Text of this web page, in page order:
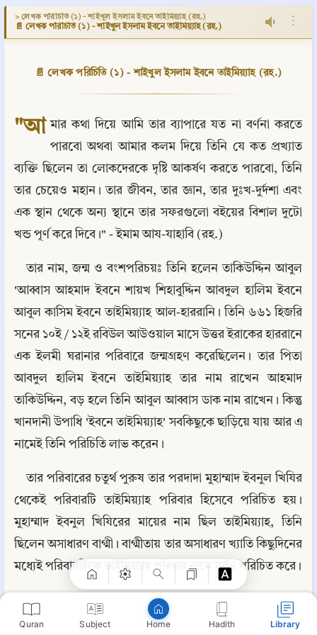
Quran Subject Home Hadith Library
> লেখক পরিচিতি (১) - শাইখুল ইসলাম ইবনে তাইমিয়্যাহ (রহ.)
📄 লেখক পরিচিতি (১) - শাইখুল ইসলাম ইবনে তাইমিয়্যাহ (রহ.) ⋮
📄 লেখক পরিচিতি (১) - শাইখুল ইসলাম ইবনে তাইমিয়্যাহ (রহ.)
"আ মার কথা দিয়ে আমি তার ব্যাপারে যত না বর্ণনা করতে
পারবো অথবা আমার কলম দিয়ে তিনি যে কত প্রখ্যাত
ব্যক্তি ছিলেন তা লোকদেরকে দৃষ্টি আকর্ষণ করতে পারবো, তিনি
তার চেয়েও মহান। তার জীবন, তার জ্ঞান, তার দুঃখ-দুর্দশা এবং
এক স্থান থেকে অন্য স্থানে তার সফরগুলো বইয়ের বিশাল দুটো
খন্ড পূর্ণ করে দিবে।" - ইমাম আয-যাহাবি (রহ.)
তার নাম, জন্ম ও বংশপরিচয়ঃ তিনি হলেন তাকিউদ্দিন আবুল
'আব্বাস আহমাদ ইবনে শায়খ শিহাবুদ্দিন আবদুল হালিম ইবনে
আবুল কাসিম ইবনে তাইমিয়্যাহ আল-হাররানি। তিনি ৬৬১ হিজরি
সনের ১০ই / ১২ই রবিউল আউওয়াল মাসে উত্তর ইরাকের হাররানে
এক ইলমী ঘরানার পরিবারে জন্মগ্রহণ করেছিলেন। তার পিতা
আবদুল হালিম ইবনে তাইমিয়্যাহ তার নাম রাখেন আহমাদ
তাকিউদ্দিন, বড় হলে তিনি আবুল আব্বাস ডাক নাম রাখেন। কিন্তু
খানদানী উপাধি 'ইবনে তাইমিয়্যাহ' সবকিছুকে ছাড়িয়ে যায় আর এ
নামেই তিনি পরিচিতি লাভ করেন।
তার পরিবারের চতুর্থ পুরুষ তার পরদাদা মুহাম্মাদ ইবনুল খিযির
থেকেই পরিবারটি তাইমিয়্যাহ পরিবার হিসেবে পরিচিত হয়।
মুহাম্মাদ ইবনুল খিযিরের মায়ের নাম ছিল তাইমিয়্যাহ, তিনি
ছিলেন অসাধারণ বাগ্মী। বাগ্মীতায় তার অসাধারণ খ্যাতি কিছুদিনের
মধ্যেই পরিবারটিকে তাইমিয়্যাহ পরিবার নামে সর্বত্র পরিচিত করে।
তার দাদা মাজদুদ্দিন ইবনে তাইমিয়্যাহ সেই সময়ে হাম্বলী
মাযহাবের শ্রেষ্ঠ আলিমদের মধ্যে গণ্য হতেন, কেউ কেউ তাকে
Copy